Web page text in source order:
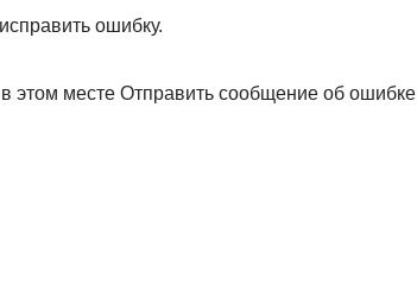
ошибку.
этом месте Отправить сообщение об ошибке